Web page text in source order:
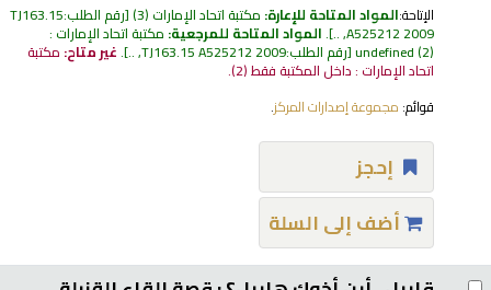
الإتاحة:المواد المتاحة للإعارة: مكتبة اتحاد الإمارات (3) رقم الطلب:TJ163.15
A525212 2009, ..
.المواد المتاحة للمرجعية: مكتبة اتحاد الإمارات :
undefined(2) رقم الطلب:TJ163.15 A525212 2009, ..
.غير متاح: مكتبة
اتحاد الإمارات : داخل المكتبة فقط(2).
قوائم: مجموعة إصدارات المركز.
إحجز
أضف إلى السلة